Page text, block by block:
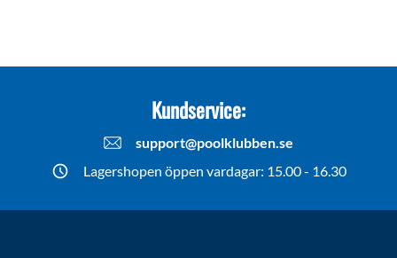
Kundservice:
support@poolklubben.se
Lagershopen öppen vardagar: 15.00 - 16.30